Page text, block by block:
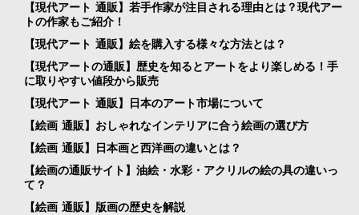
【現代アート 通販】若手作家が注目される理由とは？現代アー
トの作家もご紹介！
【現代アート 通販】絵を購入する様々な方法とは？
【現代アートの通販】歴史を知るとアートをより楽しめる！手
に取りやすい値段から販売
【現代アート 通販】日本のアート市場について
【絵画 通販】おしゃれなインテリアに合う絵画の選び方
【絵画 通販】日本画と西洋画の違いとは？
【絵画の通販サイト】油絵・水彩・アクリルの絵の具の違いっ
て？
【絵画 通販】版画の歴史を解説